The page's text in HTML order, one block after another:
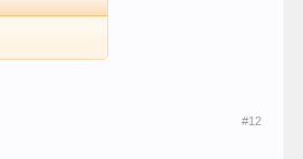
#12